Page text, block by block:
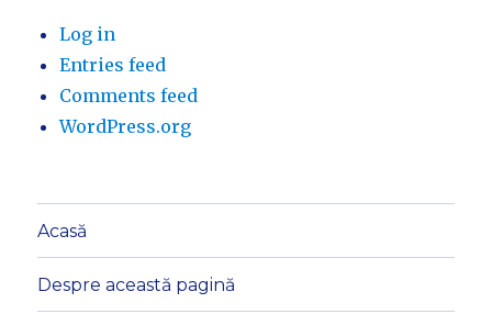
Log in
Entries feed
Comments feed
WordPress.org
Acasă
Despre această pagină